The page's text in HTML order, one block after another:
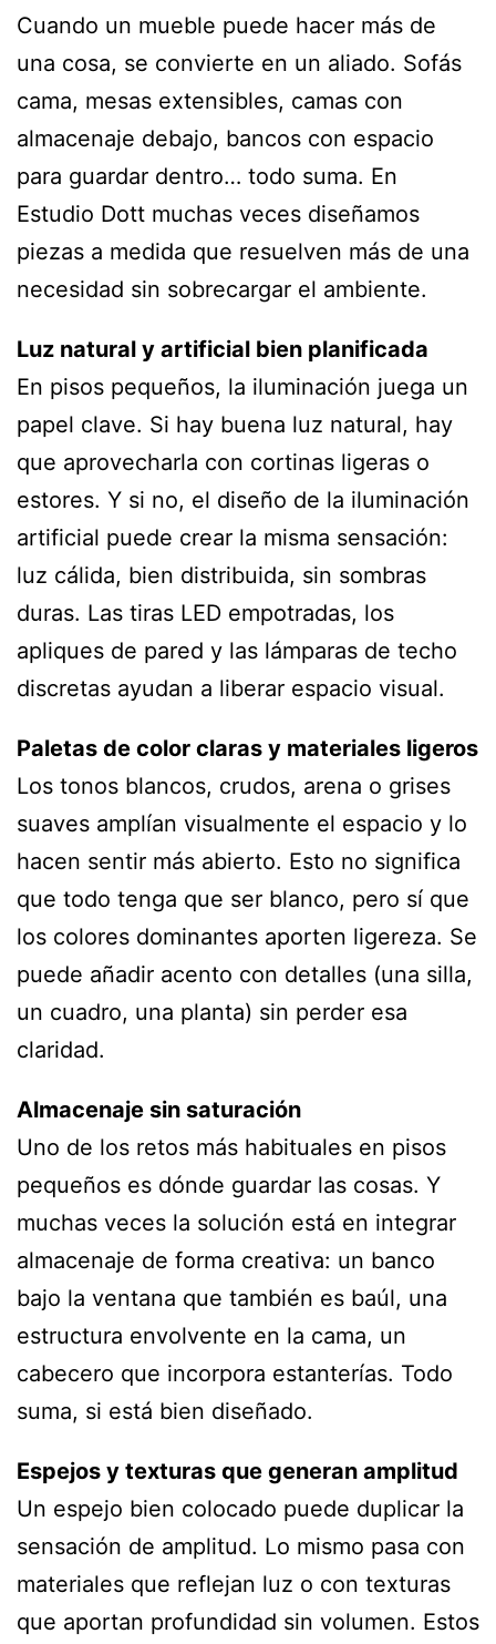
Cuando un mueble puede hacer más de
una cosa, se convierte en un aliado. Sofás
cama, mesas extensibles, camas con
almacenaje debajo, bancos con espacio
para guardar dentro… todo suma. En
Estudio Dott muchas veces diseñamos
piezas a medida que resuelven más de una
necesidad sin sobrecargar el ambiente.
Luz natural y artificial bien planificada
En pisos pequeños, la iluminación juega un
papel clave. Si hay buena luz natural, hay
que aprovecharla con cortinas ligeras o
estores. Y si no, el diseño de la iluminación
artificial puede crear la misma sensación:
luz cálida, bien distribuida, sin sombras
duras. Las tiras LED empotradas, los
apliques de pared y las lámparas de techo
discretas ayudan a liberar espacio visual.
Paletas de color claras y materiales ligeros
Los tonos blancos, crudos, arena o grises
suaves amplían visualmente el espacio y lo
hacen sentir más abierto. Esto no significa
que todo tenga que ser blanco, pero sí que
los colores dominantes aporten ligereza. Se
puede añadir acento con detalles (una silla,
un cuadro, una planta) sin perder esa
claridad.
Almacenaje sin saturación
Uno de los retos más habituales en pisos
pequeños es dónde guardar las cosas. Y
muchas veces la solución está en integrar
almacenaje de forma creativa: un banco
bajo la ventana que también es baúl, una
estructura envolvente en la cama, un
cabecero que incorpora estanterías. Todo
suma, si está bien diseñado.
Espejos y texturas que generan amplitud
Un espejo bien colocado puede duplicar la
sensación de amplitud. Lo mismo pasa con
materiales que reflejan luz o con texturas
que aportan profundidad sin volumen. Estos